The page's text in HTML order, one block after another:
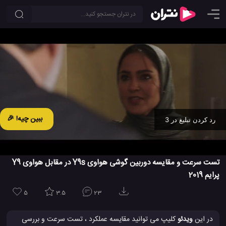
ببین چیه! 🎉 رد کردن تبلیغ در 2
تست سرعت و مقایسه دوربین گوشی هواوی Y9s در مقابل هواوی Y9
پرایم 2019
5 3.5 23
در اینویدئوکلیپ می توانید مقایسه عملکرد ، تست سرعت و بررسی